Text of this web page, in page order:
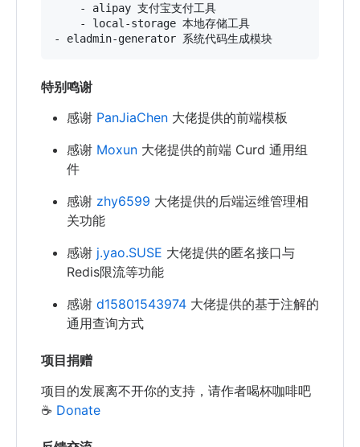
    - alipay 支付宝支付工具
    - local-storage 本地存储工具
特别鸣谢
感谢 PanJiaChen 大佬提供的前端模板
感谢 Moxun 大佬提供的前端 Curd 通用组
件
感谢 zhy6599 大佬提供的后端运维管理相
关功能
感谢 j.yao.SUSE 大佬提供的匿名接口与
Redis限流等功能
感谢 d15801543974 大佬提供的基于注解的
通用查询方式
项目捐赠
项目的发展离不开你的支持，请作者喝杯咖啡吧
☕ Donate